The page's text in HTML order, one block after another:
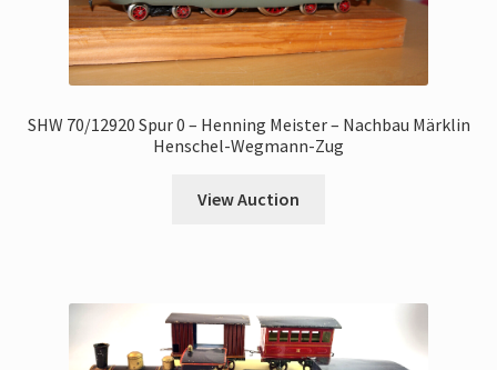
SHW 70/12920 Spur 0 – Henning Meister – Nachbau Märklin
Henschel-Wegmann-Zug
View Auction